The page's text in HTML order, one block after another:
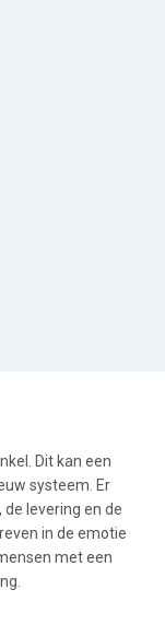
Dit kan een
systeem. Er
levering en de
in de emotie
met een